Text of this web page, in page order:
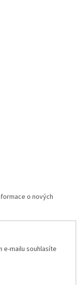
o nových
e-mailu souhlasíte